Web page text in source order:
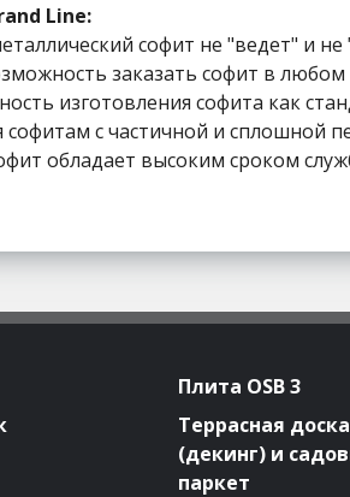
Line:
софит не "ведет" и
заказать софит в любом
изготовления софита как
с частичной и сплошной
обладает высоким сроком
Плита OSB 3
Террасная доска
(декинг) и
паркет